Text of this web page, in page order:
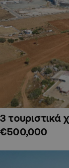
3 τουριστικά
€500,000